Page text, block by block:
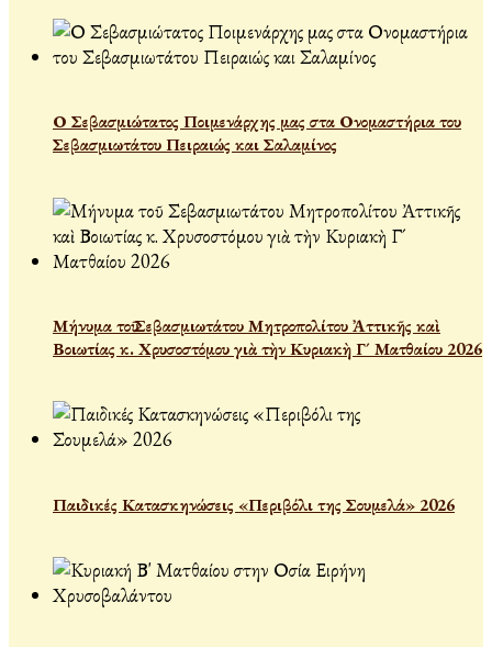
Ο Σεβασμιώτατος Ποιμενάρχης μας στα Ονομαστήρια του
Σεβασμιωτάτου Πειραιώς και Σαλαμίνος
Μήνυμα τοῦ Σεβασμιωτάτου Μητροπολίτου Ἀττικῆς καὶ
Βοιωτίας κ. Χρυσοστόμου γιὰ τὴν Κυριακὴ Γ´ Ματθαίου 2026
Παιδικές Κατασκηνώσεις «Περιβόλι της Σουμελά» 2026